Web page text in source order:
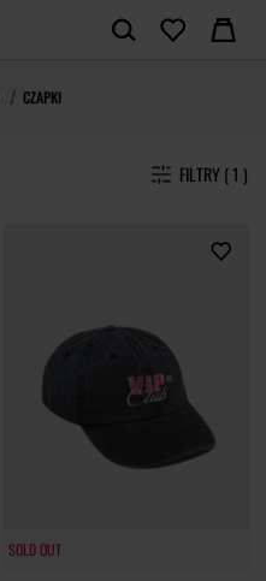
CZAPKI
FILTRY ( 1 )
SOLD OUT
SOLD OUT